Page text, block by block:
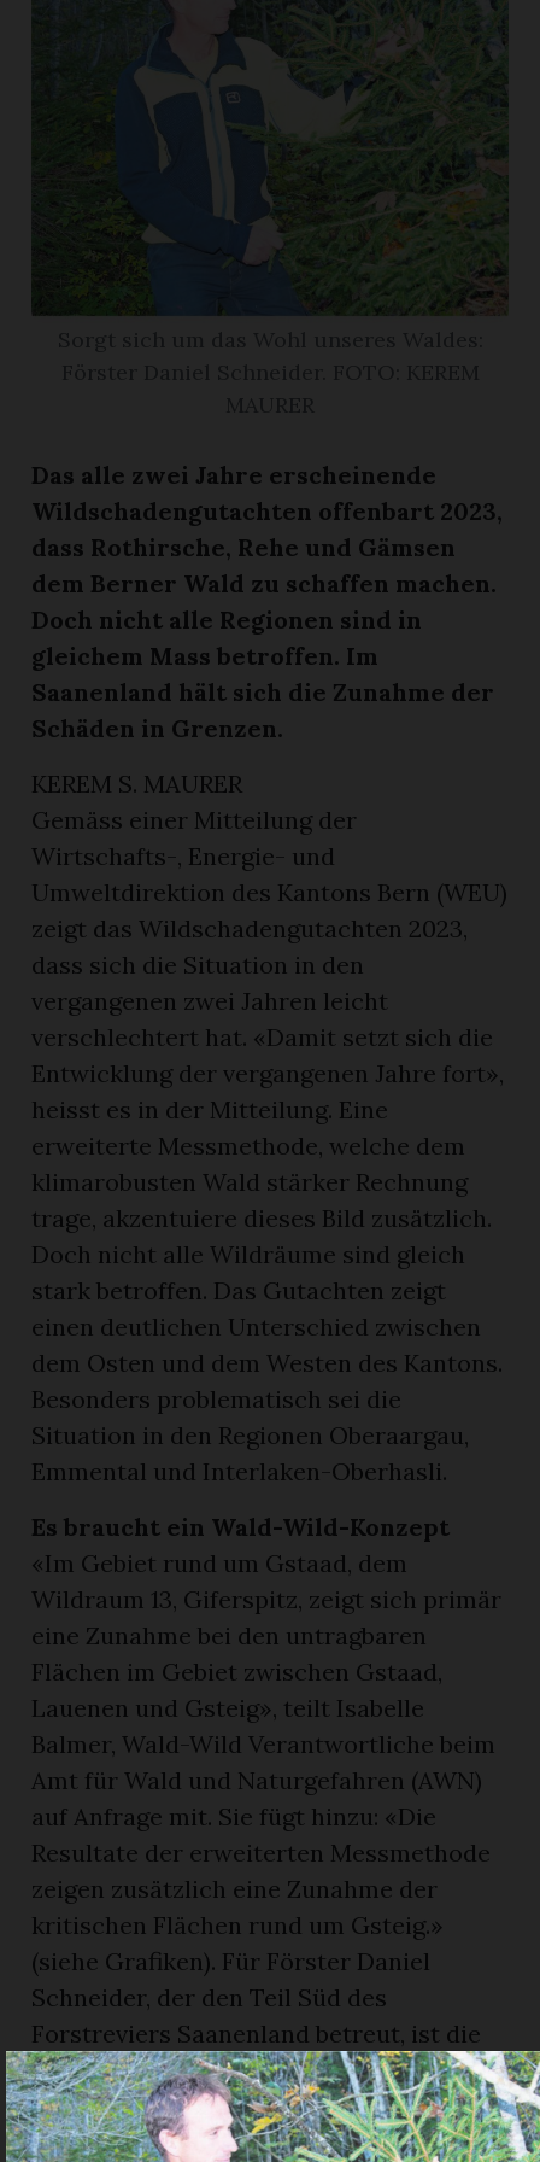
Das alle zwei Jahre erscheinende
Wildschadengutachten offenbart 2023,
dass Rothirsche, Rehe und Gämsen
dem Berner Wald zu schaffen machen.
Doch nicht alle Regionen sind in
gleichem Mass betroffen. Im
Saanenland hält sich die Zunahme der
Schäden in Grenzen.
KEREM S. MAURER
Gemäss einer Mitteilung der
Wirtschafts-, Energie- und
Umweltdirektion des Kantons Bern (WEU)
zeigt das Wildschadengutachten 2023,
dass sich die Situation in den
vergangenen zwei Jahren leicht
verschlechtert hat. «Damit setzt sich die
Entwicklung der vergangenen Jahre fort»,
heisst es in der Mitteilung. Eine
erweiterte Messmethode, welche dem
klimarobusten Wald stärker Rechnung
trage, akzentuiere dieses Bild zusätzlich.
Doch nicht alle Wildräume sind gleich
stark betroffen. Das Gutachten zeigt
einen deutlichen Unterschied zwischen
dem Osten und dem Westen des Kantons.
Besonders problematisch sei die
Situation in den Regionen Oberaargau,
Emmental und Interlaken-Oberhasli.
Es braucht ein Wald-Wild-Konzept
«Im Gebiet rund um Gstaad, dem
Wildraum 13, Giferspitz, zeigt sich primär
eine Zunahme bei den untragbaren
Flächen im Gebiet zwischen Gstaad,
Lauenen und Gsteig», teilt Isabelle
Balmer, Wald-Wild Verantwortliche beim
Amt für Wald und Naturgefahren (AWN)
auf Anfrage mit. Sie fügt hinzu: «Die
Resultate der erweiterten Messmethode
zeigen zusätzlich eine Zunahme der
kritischen Flächen rund um Gsteig.»
(siehe Grafiken). Für Förster Daniel
Schneider, der den Teil Süd des
Forstreviers Saanenland betreut, ist die
Situation im Saanenland noch nicht so
angespannt, wie in den östlichen
Wildräumen. «Bei uns geht es gerade